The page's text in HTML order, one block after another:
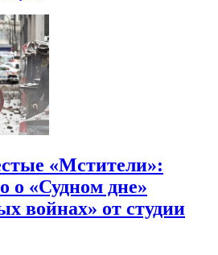
«Мстители»:
о «Судном дне»
войнах» от студии